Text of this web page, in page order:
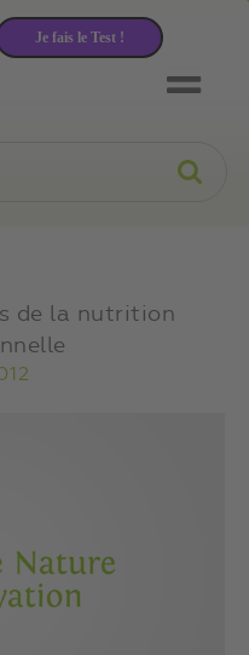
de la nutrition
Je fais le Test !